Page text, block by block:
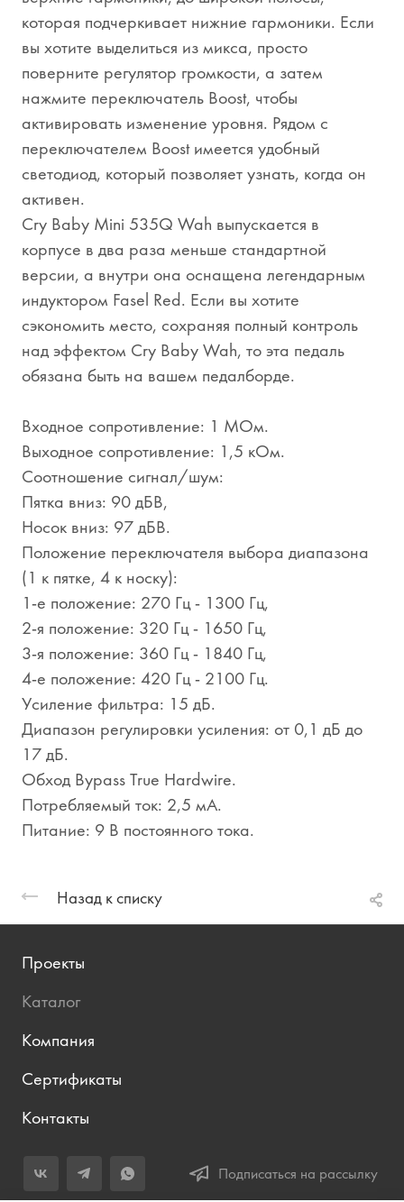
которая подчеркивает нижние гармоники. Если
вы хотите выделиться из микса, просто
поверните регулятор громкости, а затем
нажмите переключатель Boost, чтобы
активировать изменение уровня. Рядом с
переключателем Boost имеется удобный
светодиод, который позволяет узнать, когда он
активен.
Cry Baby Mini 535Q Wah выпускается в
корпусе в два раза меньше стандартной
версии, а внутри она оснащена легендарным
индуктором Fasel Red. Если вы хотите
сэкономить место, сохраняя полный контроль
над эффектом Cry Baby Wah, то эта педаль
обязана быть на вашем педалборде.
Входное сопротивление: 1 МОм.
Выходное сопротивление: 1,5 кОм.
Соотношение сигнал/шум:
Пятка вниз: 90 дБВ,
Носок вниз: 97 дБВ.
Положение переключателя выбора диапазона
(1 к пятке, 4 к носку):
1-е положение: 270 Гц - 1300 Гц,
2-я положение: 320 Гц - 1650 Гц,
3-я положение: 360 Гц - 1840 Гц,
4-е положение: 420 Гц - 2100 Гц.
Усиление фильтра: 15 дБ.
Диапазон регулировки усиления: от 0,1 дБ до
17 дБ.
Обход Bypass True Hardwire.
Потребляемый ток: 2,5 мА.
Питание: 9 В постоянного тока.
Назад к списку
Проекты
Каталог
Компания
Сертификаты
Контакты
Подписаться на рассылку